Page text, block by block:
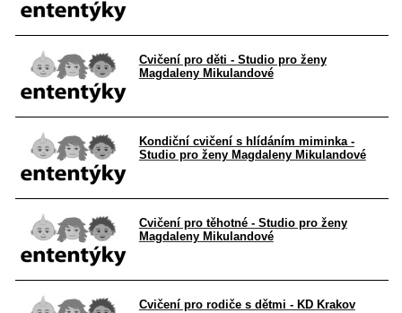
Cvičení pro děti - Studio pro ženy
Magdaleny Mikulandové
Kondiční cvičení s hlídáním miminka -
Studio pro ženy Magdaleny Mikulandové
Cvičení pro těhotné - Studio pro ženy
Magdaleny Mikulandové
Cvičení pro rodiče s dětmi - KD Krakov